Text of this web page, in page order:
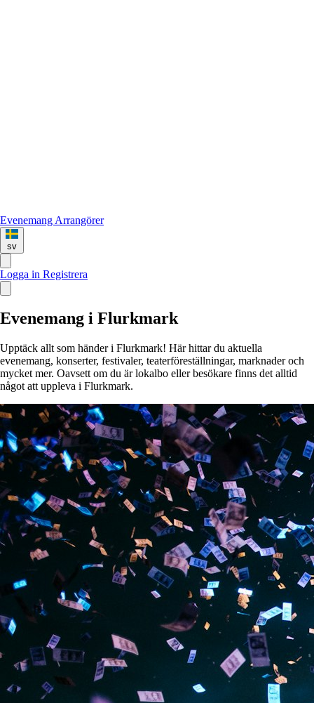
Evenemang Arrangörer
sv
Logga in Registrera
Evenemang i Flurkmark
Upptäck allt som händer i Flurkmark! Här hittar du aktuella
evenemang, konserter, festivaler, teaterföreställningar, marknader och
mycket mer. Oavsett om du är lokalbo eller besökare finns det alltid
något att uppleva i Flurkmark.